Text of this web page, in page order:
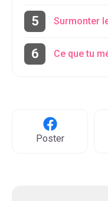
Surmonter
Ce que tu
Poster